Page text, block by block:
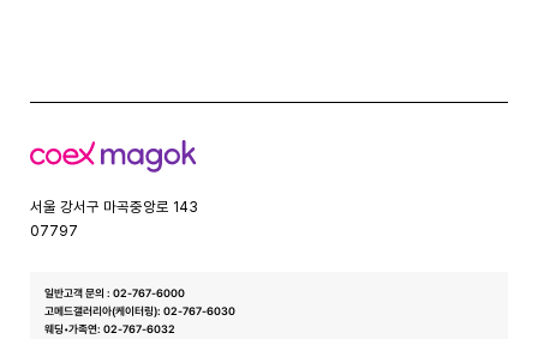
코
스
서울 강서구 마곡중앙로 143
07797
일반고객 문의 : 02-767-6000
고메드갤러리아(케이터링): 02-767-6030
웨딩•가족연: 02-767-6032